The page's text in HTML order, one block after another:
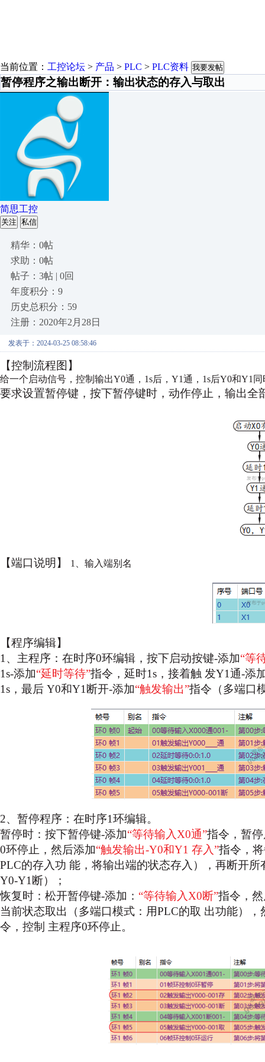
当前位置： 工控论坛 > 产品 > PLC > PLC资料 我要发帖
暂停程序之输出断开：输出状态的存入与取出
简思工控
关注 私信
精华：0帖
求助：0帖
帖子：3帖 | 0回
年度积分：9
历史总积分：59
注册：2020年2月28日
发表于：2024-03-25 08:58:46
【控制流程图】
给一个启动信号，控制输出Y0通，1s后，Y1通，1s后Y0和Y1
要求设置暂停键，按下暂停键时，动作停止，输出全
【端口说明】 1、输入端别名
【程序编辑】
1、主程序：在时序0环编辑，按下启动按键-添加“等
1s-添加“延时等待”指令，延时1s，接着触 发Y1通-添
1s，最后 Y0和Y1断开-添加“触发输出”指令（多端口
2、暂停程序：在时序1环编辑。
暂停时：按下暂停键-添加“等待输入X0通”指令，暂
0环停止，然后添加“触发输出-Y0和Y1 存入”指令，
PLC的存入功 能，将输出端的状态存入），再断开所
Y0-Y1断）；
恢复时：松开暂停键-添加： “等待输入X0断”指令，
当前状态取出（多端口模式：用PLC的取 出功能），
令，控制 主程序0环停止。